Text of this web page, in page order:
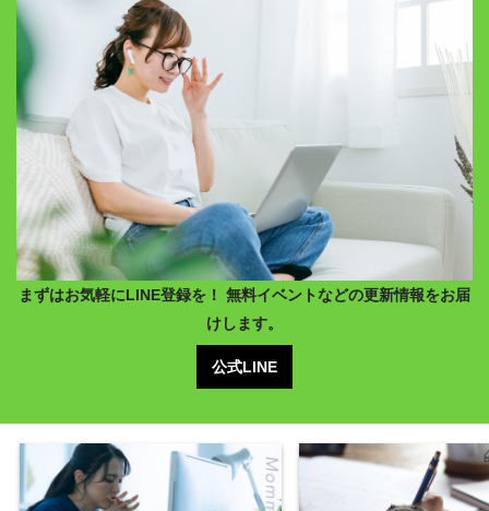
まずはお気軽にLINE登録を！ 無料イベントなどの更新情報をお届
けします。
公式LINE